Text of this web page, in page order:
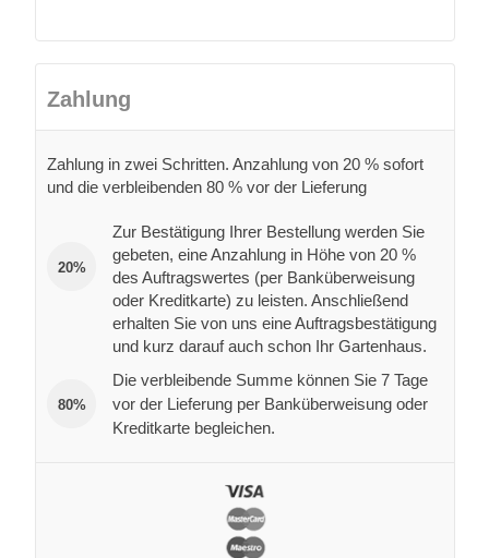
Zahlung
Zahlung in zwei Schritten. Anzahlung von 20 % sofort
und die verbleibenden 80 % vor der Lieferung
20%
Zur Bestätigung Ihrer Bestellung werden Sie
gebeten, eine Anzahlung in Höhe von 20 %
des Auftragswertes (per Banküberweisung
oder Kreditkarte) zu leisten. Anschließend
erhalten Sie von uns eine Auftragsbestätigung
und kurz darauf auch schon Ihr Gartenhaus.
80%
Die verbleibende Summe können Sie 7 Tage
vor der Lieferung per Banküberweisung oder
Kreditkarte begleichen.